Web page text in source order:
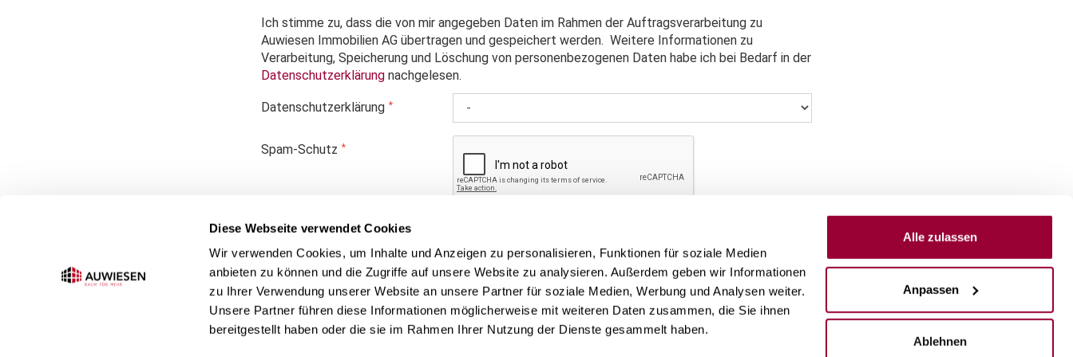
Diese Webseite verwendet Cookies
Wir verwenden Cookies, um Inhalte und Anzeigen zu personalisieren, Funktionen für soziale Medien
anbieten zu können und die Zugriffe auf unsere Website zu analysieren. Außerdem geben wir Informationen
zu Ihrer Verwendung unserer Website an unsere Partner für soziale Medien, Werbung und Analysen weiter.
Unsere Partner führen diese Informationen möglicherweise mit weiteren Daten zusammen, die Sie ihnen
bereitgestellt haben oder die sie im Rahmen Ihrer Nutzung der Dienste gesammelt haben.
Alle zulassen
Anpassen
Ablehnen
Ich stimme zu, dass die von mir angegeben Daten im Rahmen der Auftragsverarbeitung zu
Auwiesen Immobilien AG übertragen und gespeichert werden. Weitere Informationen zu
Verarbeitung, Speicherung und Löschung von personenbezogenen Daten habe ich bei Bedarf in der
Datenschutzerklärung nachgelesen.
Datenschutzerklärung
Spam-Schutz
Senden